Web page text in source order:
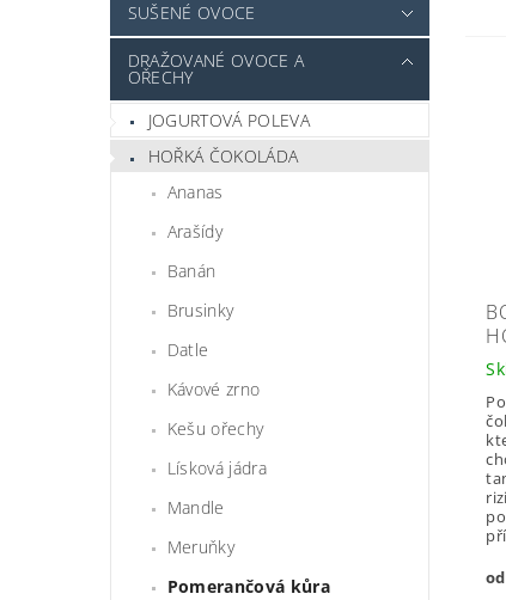
SUŠENÉ OVOCE
DRAŽOVANÉ OVOCE A
OŘECHY
JOGURTOVÁ POLEVA
HOŘKÁ ČOKOLÁDA
Ananas
Arašídy
Banán
Brusinky
Datle
Kávové zrno
Kešu ořechy
Lísková jádra
Mandle
Meruňky
Pomerančová kůra
od